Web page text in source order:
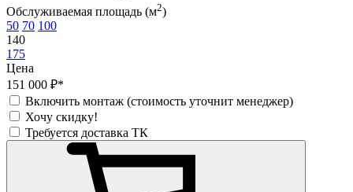
Обслуживаемая площадь (м2)
50 70 100
140
175
Цена
151 000 ₽*
Включить монтаж (стоимость уточнит менеджер)
Хочу скидку!
Требуется доставка ТК